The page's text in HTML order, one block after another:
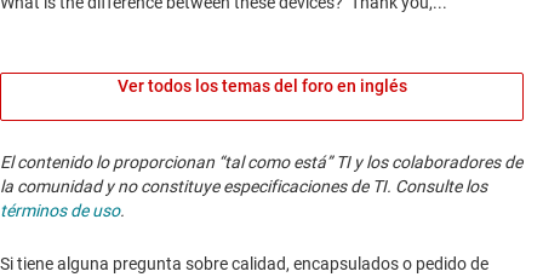
Ver todos los temas del foro en inglés
El contenido lo proporcionan “tal como está” TI y los colaboradores de
la comunidad y no constituye especificaciones de TI. Consulte los
términos de uso.
Si tiene alguna pregunta sobre calidad, encapsulados o pedido de